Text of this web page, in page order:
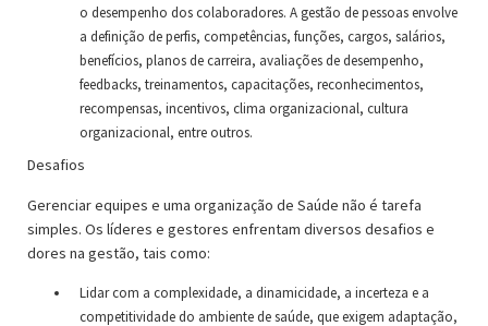
o desempenho dos colaboradores. A gestão de pessoas envolve
a definição de perfis, competências, funções, cargos, salários,
benefícios, planos de carreira, avaliações de desempenho,
feedbacks, treinamentos, capacitações, reconhecimentos,
recompensas, incentivos, clima organizacional, cultura
organizacional, entre outros.
Desafios
Gerenciar equipes e uma organização de Saúde não é tarefa
simples. Os líderes e gestores enfrentam diversos desafios e
dores na gestão, tais como:
Lidar com a complexidade, a dinamicidade, a incerteza e a
competitividade do ambiente de saúde, que exigem adaptação,